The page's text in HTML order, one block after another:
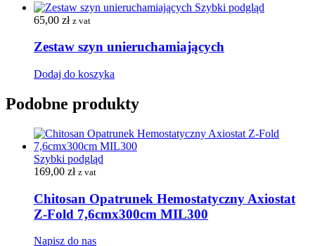
Szybki podgląd
65,00 zł z vat
Zestaw szyn unieruchamiających
Dodaj do koszyka
Podobne produkty
Szybki podgląd
169,00 zł z vat
Chitosan Opatrunek Hemostatyczny Axiostat
Z-Fold 7,6cmx300cm MIL300
Napisz do nas